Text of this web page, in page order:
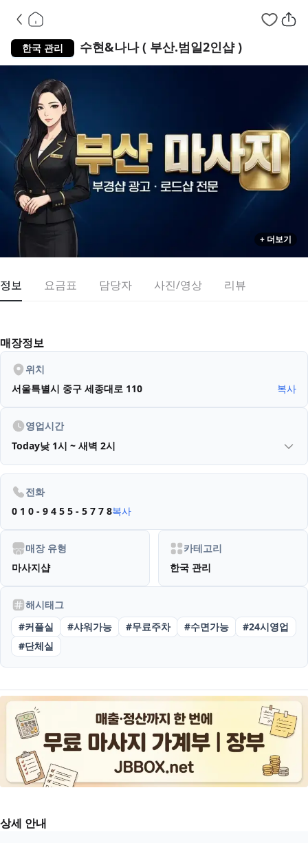
한국 관리 수현&나나 ( 부산.범일2인샵 )부산 중구
+ 더보기
정보 요금표 담당자 사진/영상 리뷰
매장정보
위치
서울특별시 중구 세종대로 110
복사
영업시간
Today낮 1시 ~ 새벽 2시
전화
0 1 0 - 9 4 5 5 - 5 7 7 8복사
매장 유형
마사지샵
카테고리
한국 관리
해시태그
#커플실 #샤워가능 #무료주차 #수면가능 #24시영업
#단체실
상세 안내